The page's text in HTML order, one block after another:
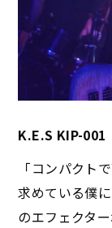
K.E.S KIP-001
「コンパクト
求めている僕
のエフェクタ